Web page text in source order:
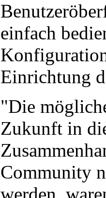
einfach
Einrichtung
"Die
Zukunft in
Community